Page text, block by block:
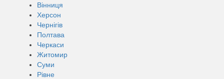
Вінниця
Херсон
Чернігів
Полтава
Черкаси
Житомир
Суми
Рівне